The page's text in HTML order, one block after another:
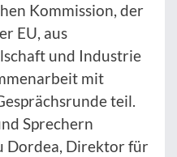
Kommission, der
EU, aus
und Industrie
mit
teil.
Sprechern
Dordea, Direktor für